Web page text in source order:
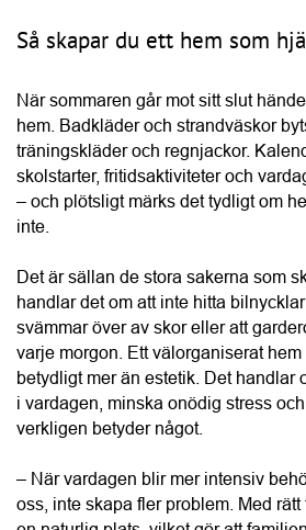
skolstarter, fritidsaktiviteter och
inte.
Det är sällan de stora sakerna som
handlar det om att inte hitta
svämmar över av skor eller att
varje morgon. Ett välorganiserat hem
i vardagen, minska onödig stress och
verkligen betyder något.
– När vardagen blir mer intensiv
oss, inte skapa fler problem. Med
en naturlig plats, vilket gör att
på att leta och mer tid på att leva,
förvaringsexpert på Elfa.
Varför känns hösten ofta mer
Många upplever att hösten innebär
HITTA
Hantera kakor